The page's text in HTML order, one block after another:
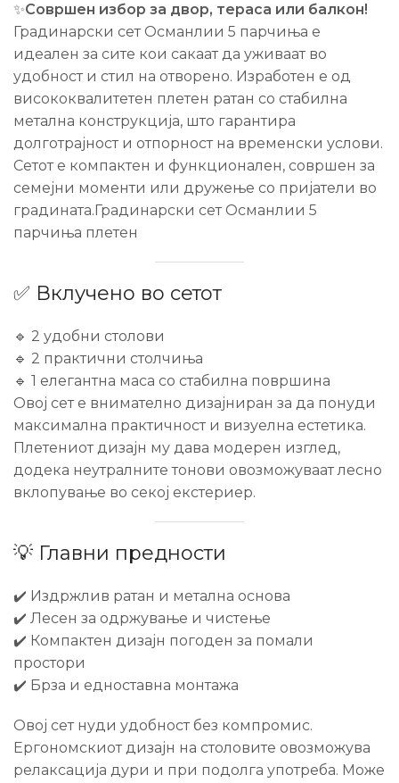
✨Совршен избор за двор, тераса или балкон!
Градинарски сет Османлии 5 парчиња е
идеален за сите кои сакаат да уживаат во
удобност и стил на отворено. Изработен е од
висококвалитетен плетен ратан со стабилна
метална конструкција, што гарантира
долготрајност и отпорност на временски услови.
Сетот е компактен и функционален, совршен за
семејни моменти или дружење со пријатели во
градината.Градинарски сет Османлии 5
парчиња плетен
✅ Вклучено во сетот
🔹 2 удобни столови
🔹 2 практични столчиња
🔹 1 елегантна маса со стабилна површина
Овој сет е внимателно дизајниран за да понуди
максимална практичност и визуелна естетика.
Плетениот дизајн му дава модерен изглед,
додека неутралните тонови овозможуваат лесно
вклопување во секој екстериер.
💡 Главни предности
✔️ Издржлив ратан и метална основа
✔️ Лесен за одржување и чистење
✔️ Компактен дизајн погоден за помали
простори
✔️ Брза и едноставна монтажа
Овој сет нуди удобност без компромис.
Ергономскиот дизајн на столовите овозможува
релаксација дури и при подолга употреба. Може